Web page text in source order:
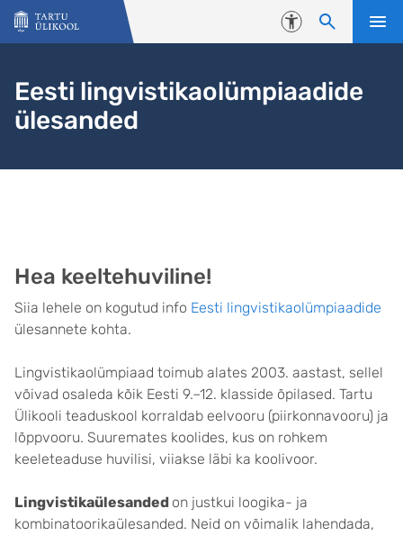
Liigu edasi põhisisu juurde
Juurdepääsetavus
Eesti lingvistikaolümpiaadide
ülesanded
Hea keeltehuviline!
Siia lehele on kogutud info Eesti lingvistikaolümpiaadide
ülesannete kohta.
Lingvistikaolümpiaad toimub alates 2003. aastast, sellel
võivad osaleda kõik Eesti 9.–12. klasside õpilased. Tartu
Ülikooli teaduskool korraldab eelvooru (piirkonnavooru) ja
lõppvooru. Suuremates koolides, kus on rohkem
keeleteaduse huvilisi, viiakse läbi ka koolivoor.
Lingvistikaülesanded on justkui loogika- ja
kombinatoorikaülesanded. Neid on võimalik lahendada,